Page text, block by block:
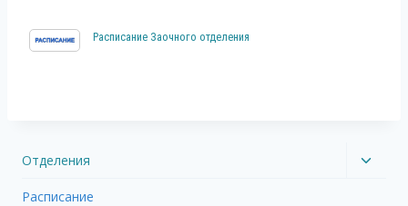
Расписание Заочного отделения
Отделения
Расписание